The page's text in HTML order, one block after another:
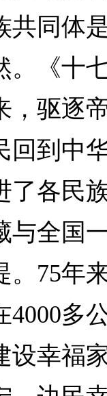
共同体
《十
，驱逐
回到中
了各民
与全国
。75年
多
设幸福